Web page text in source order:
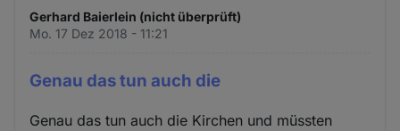
Gerhard Baierlein (nicht überprüft)
Mo. 17 Dez 2018 - 11:21
Genau das tun auch die
Genau das tun auch die Kirchen und müssten